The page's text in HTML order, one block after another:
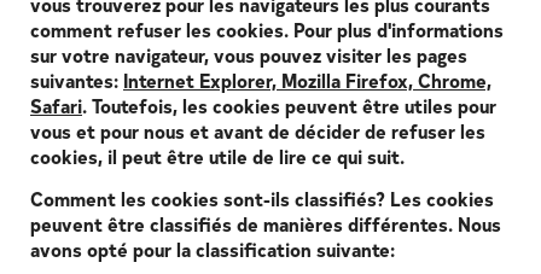
comment refuser les cookies. Pour plus d'informations
sur votre navigateur, vous pouvez visiter les pages
suivantes: Internet Explorer, Mozilla Firefox, Chrome,
Safari. Toutefois, les cookies peuvent être utiles pour
vous et pour nous et avant de décider de refuser les
cookies, il peut être utile de lire ce qui suit.
Comment les cookies sont-ils classifiés? Les cookies
peuvent être classifiés de manières différentes. Nous
avons opté pour la classification suivante: